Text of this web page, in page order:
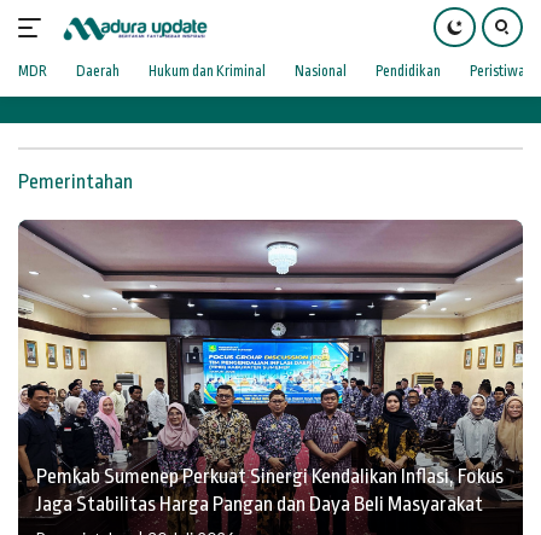
ke
konten
MDR Daerah Hukum dan Kriminal Nasional Pendidikan Peristiwa
Pemerintahan
Pemkab Sumenep Perkuat Sinergi Kendalikan Inflasi, Fokus
Jaga Stabilitas Harga Pangan dan Daya Beli Masyarakat